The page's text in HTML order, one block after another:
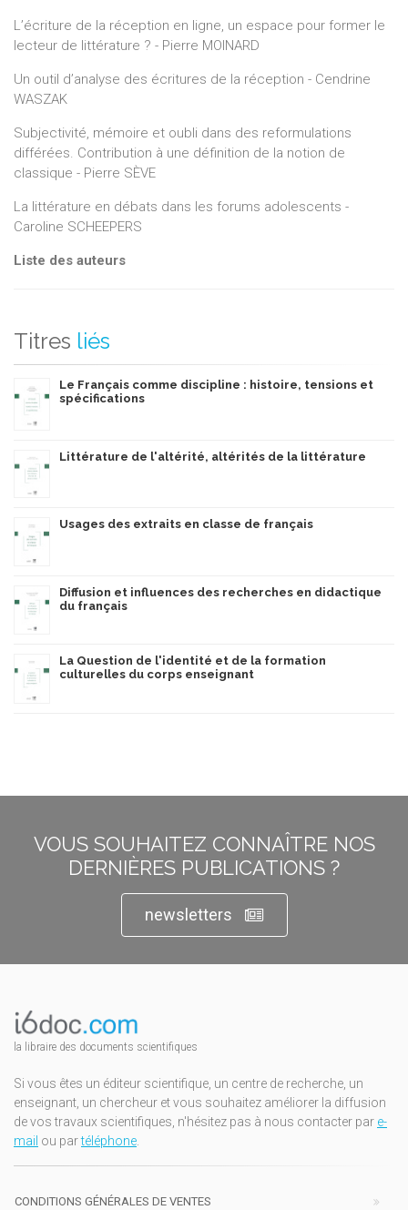
L’écriture de la réception en ligne, un espace pour former le
lecteur de littérature ? - Pierre MOINARD
Un outil d’analyse des écritures de la réception - Cendrine
WASZAK
Subjectivité, mémoire et oubli dans des reformulations
différées. Contribution à une définition de la notion de
classique - Pierre SÈVE
La littérature en débats dans les forums adolescents -
Caroline SCHEEPERS
Liste des auteurs
Titres liés
Le Français comme discipline : histoire, tensions et
spécifications
Littérature de l'altérité, altérités de la littérature
Usages des extraits en classe de français
Diffusion et influences des recherches en didactique
du français
La Question de l'identité et de la formation
culturelles du corps enseignant
VOUS SOUHAITEZ CONNAÎTRE NOS
DERNIÈRES PUBLICATIONS ?
newsletters
la libraire des documents scientifiques
Si vous êtes un éditeur scientifique, un centre de recherche, un
enseignant, un chercheur et vous souhaitez améliorer la diffusion
de vos travaux scientifiques, n'hésitez pas à nous contacter par e-
mail ou partéléphone.
CONDITIONS GÉNÉRALES DE VENTES